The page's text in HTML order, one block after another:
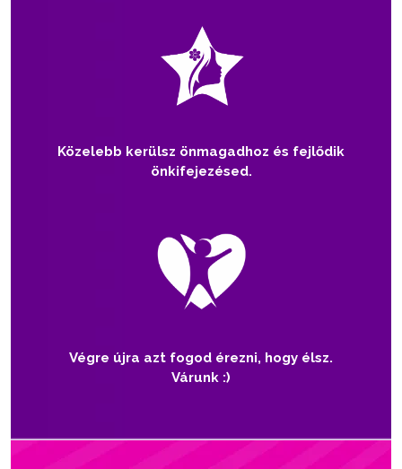
Közelebb kerülsz önmagadhoz és fejlődik
önkifejezésed.
Végre újra azt fogod érezni, hogy élsz.
Várunk :)